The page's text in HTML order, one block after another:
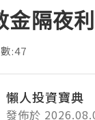
金隔夜
:47
懶人投資寶典
發佈於